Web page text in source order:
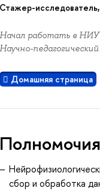
Стажер-
Начал работать в НИУ
Научно-
Домашняя страница
сбор и обработка